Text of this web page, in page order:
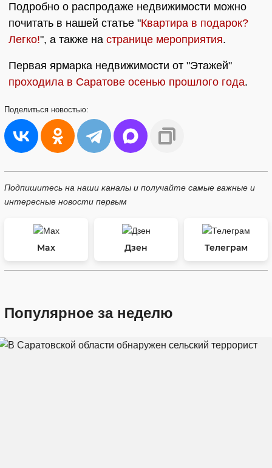
Подробно о распродаже недвижимости можно
почитать в нашей статье "Квартира в подарок?
Легко!", а также на странице мероприятия.
Первая ярмарка недвижимости от "Этажей"
проходила в Саратове осенью прошлого года.
Поделиться новостью:
Подпишитесь на наши каналы и получайте самые важные и
интересные новости первым
Max Дзен Телеграм
Популярное за неделю